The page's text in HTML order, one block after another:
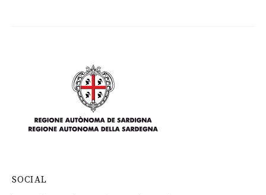
SOCIAL